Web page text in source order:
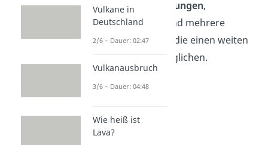
anderemBüros Wohnungen,
Restaurants,Hotels
und mehrere
Aussichtsplattformen, die einen weiten
Blick über Dubai ermöglichen.
Vulkane in
Deutschland
2/6 – Dauer: 02:47
Vulkanausbruch
3/6 – Dauer: 04:48
Wie heiß ist
Lava?